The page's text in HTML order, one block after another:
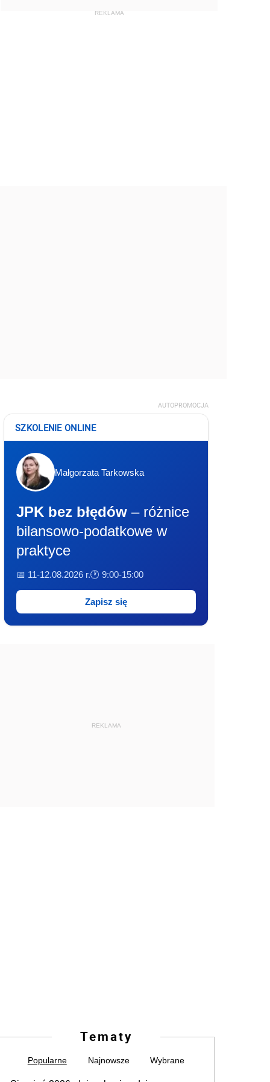
AUTOPROMOCJA
SZKOLENIE ONLINE
Małgorzata Tarkowska
JPK bez błędów – różnice
bilansowo-podatkowe w
praktyce
📅 11-12.08.2026 r.🕐 9:00-15:00
Zapisz się
REKLAMA
Tematy
Popularne Najnowsze Wybrane